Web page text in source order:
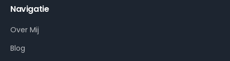
Navigatie
Over Mij
Blog